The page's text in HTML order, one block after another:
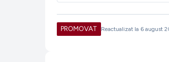
PROMOVAT Reactualizat la 6 august